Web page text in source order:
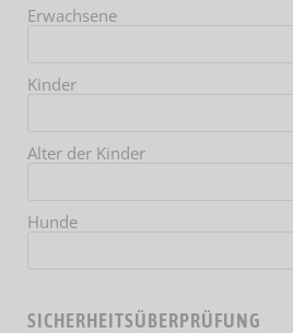
Erwachsene
Kinder
Alter der Kinder
Hunde
SICHERHEITSÜBERPRÜFUNG